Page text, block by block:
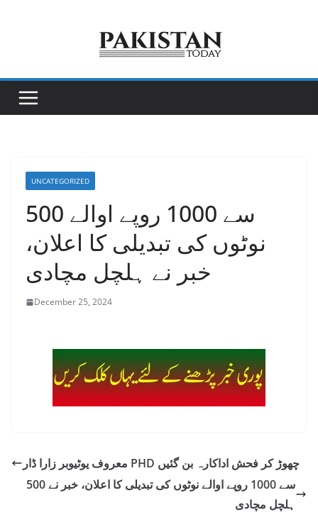
UNCATEGORIZED
500 سے 1000 روپے اوالے
نوٹوں کی تبدیلی کا اعلان،
خبر نے ہلچل مچادی
December 25, 2024
معروف یوٹیوبر زارا ڈار PHD چھوڑ کر فحش اداکارہ بن گئیں
500 سے 1000 روپے اوالے نوٹوں کی تبدیلی کا اعلان، خبر نے
ہلچل مچادی